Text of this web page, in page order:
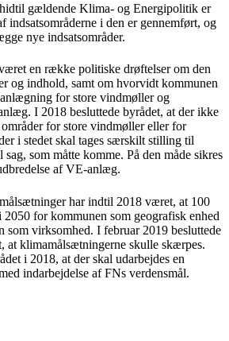
gældende Klima- og Energipolitik er
indsatsområderne i den er gennemført, og
nye indsatsområder.
en række politiske drøftelser om den
og indhold, samt om hvorvidt kommunen
for store vindmøller og
I 2018 besluttede byrådet, at der ikke
for store vindmøller eller for
i stedet skal tages særskilt stilling til
som måtte komme. På den måde sikres
af VE-anlæg.
har indtil 2018 været, at 100
for kommunen som geografisk enhed
som virksomhed. I februar 2019 besluttede
at klimamålsætningerne skulle skærpes.
i 2018, at der skal udarbejdes en
indarbejdelse af FNs verdensmål.